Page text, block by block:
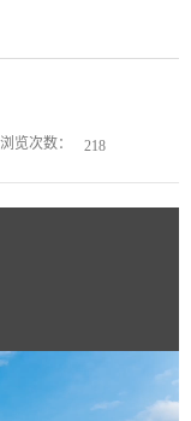
浏览次数： 218